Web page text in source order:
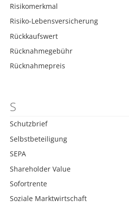
Risikomerkmal
Risiko-Lebensversicherung
Rückkaufswert
Rücknahmegebühr
Rücknahmepreis
S
Schutzbrief
Selbstbeteiligung
SEPA
Shareholder Value
Sofortrente
Soziale Marktwirtschaft